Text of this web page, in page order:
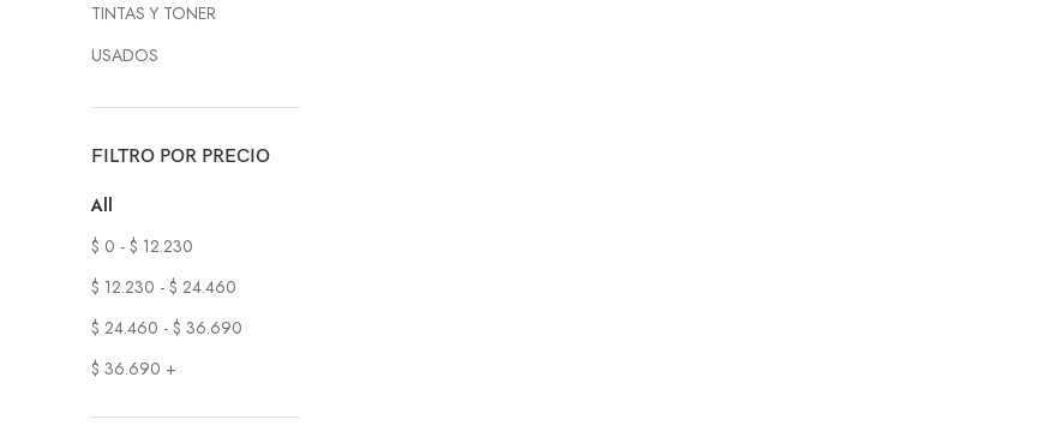
TINTAS Y TONER
USADOS
FILTRO POR PRECIO
All
$ 0 - $ 12.230
$ 12.230 - $ 24.460
$ 24.460 - $ 36.690
$ 36.690 +